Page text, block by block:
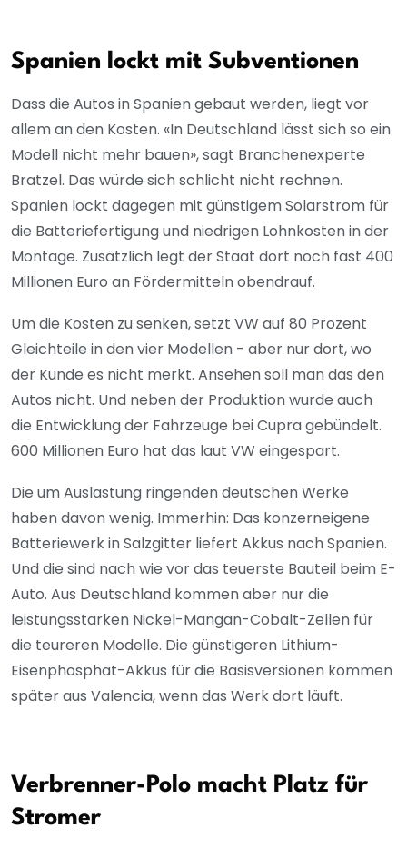
Spanien lockt mit Subventionen
Dass die Autos in Spanien gebaut werden, liegt vor
allem an den Kosten. «In Deutschland lässt sich so ein
Modell nicht mehr bauen», sagt Branchenexperte
Bratzel. Das würde sich schlicht nicht rechnen.
Spanien lockt dagegen mit günstigem Solarstrom für
die Batteriefertigung und niedrigen Lohnkosten in der
Montage. Zusätzlich legt der Staat dort noch fast 400
Millionen Euro an Fördermitteln obendrauf.
Um die Kosten zu senken, setzt VW auf 80 Prozent
Gleichteile in den vier Modellen - aber nur dort, wo
der Kunde es nicht merkt. Ansehen soll man das den
Autos nicht. Und neben der Produktion wurde auch
die Entwicklung der Fahrzeuge bei Cupra gebündelt.
600 Millionen Euro hat das laut VW eingespart.
Die um Auslastung ringenden deutschen Werke
haben davon wenig. Immerhin: Das konzerneigene
Batteriewerk in Salzgitter liefert Akkus nach Spanien.
Und die sind nach wie vor das teuerste Bauteil beim E-
Auto. Aus Deutschland kommen aber nur die
leistungsstarken Nickel-Mangan-Cobalt-Zellen für
die teureren Modelle. Die günstigeren Lithium-
Eisenphosphat-Akkus für die Basisversionen kommen
später aus Valencia, wenn das Werk dort läuft.
Verbrenner-Polo macht Platz für
Stromer